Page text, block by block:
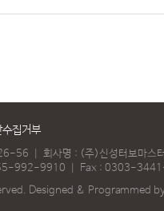
집거부
56 회사명 : (주)신성터보마스터
992-9910 Fax : 0303-
Designed & Programmed